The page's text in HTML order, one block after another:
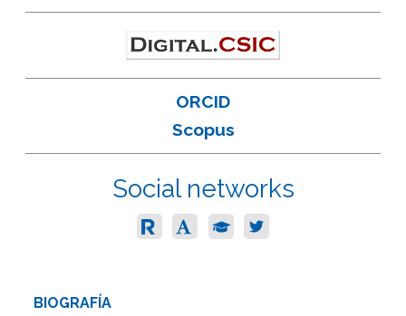
ORCID
Scopus
Social networks
BIOGRAFÍA